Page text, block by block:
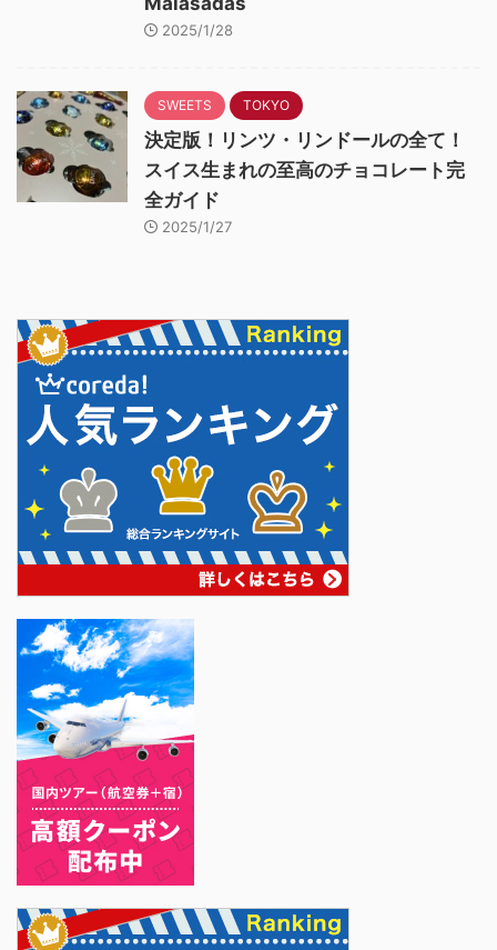
2025/1/28
SWEETS TOKYO
決定版！リンツ・リンドールの全て！
スイス生まれの至高のチョコレート完
全ガイド
2025/1/27